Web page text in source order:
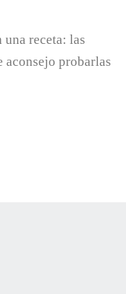
receta: las
aconsejo probarlas